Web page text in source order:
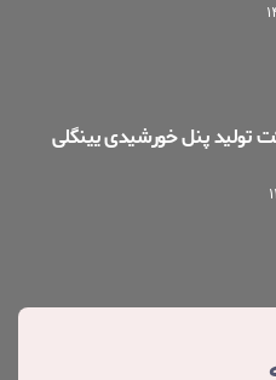
تولید پنل خورشیدی یینگلی